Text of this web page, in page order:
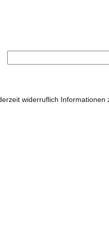
widerruflich Informationen